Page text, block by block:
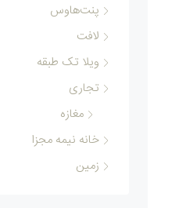
پنت‌هاوس
لافت
ویلا تک طبقه
تجاری
مغازه
خانه نیمه مجزا
زمین